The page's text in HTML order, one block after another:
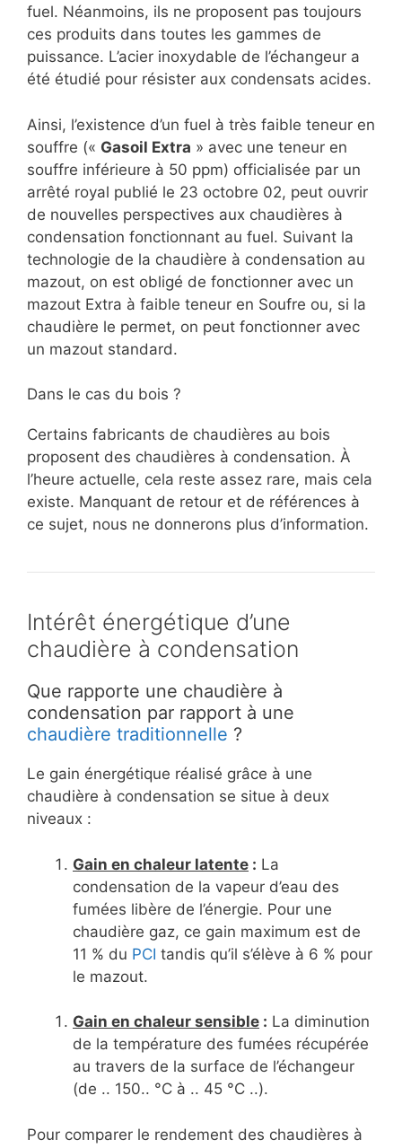
fuel. Néanmoins, ils ne proposent pas toujours
ces produits dans toutes les gammes de
puissance. L’acier inoxydable de l’échangeur a
été étudié pour résister aux condensats acides.
Ainsi, l’existence d’un fuel à très faible teneur en
souffre (« Gasoil Extra » avec une teneur en
souffre inférieure à 50 ppm) officialisée par un
arrêté royal publié le 23 octobre 02, peut ouvrir
de nouvelles perspectives aux chaudières à
condensation fonctionnant au fuel. Suivant la
technologie de la chaudière à condensation au
mazout, on est obligé de fonctionner avec un
mazout Extra à faible teneur en Soufre ou, si la
chaudière le permet, on peut fonctionner avec
un mazout standard.
Dans le cas du bois ?
Certains fabricants de chaudières au bois
proposent des chaudières à condensation. À
l’heure actuelle, cela reste assez rare, mais cela
existe. Manquant de retour et de références à
ce sujet, nous ne donnerons plus d’information.
Intérêt énergétique d’une
chaudière à condensation
Que rapporte une chaudière à
condensation par rapport à une
chaudière traditionnelle ?
Le gain énergétique réalisé grâce à une
chaudière à condensation se situe à deux
niveaux :
Gain en chaleur latente : La
condensation de la vapeur d’eau des
fumées libère de l’énergie. Pour une
chaudière gaz, ce gain maximum est de
11 % du PCI tandis qu’il s’élève à 6 % pour
le mazout.
Gain en chaleur sensible : La diminution
de la température des fumées récupérée
au travers de la surface de l’échangeur
(de .. 150.. °C à .. 45 °C ..).
Pour comparer le rendement des chaudières à